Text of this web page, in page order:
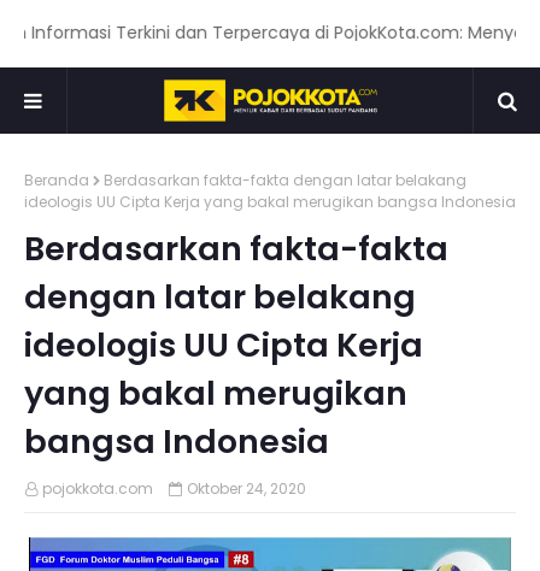
Terkini dan Terpercaya di PojokKota.com: Menyajikan
Beranda
Berdasarkan fakta-fakta dengan latar belakang
ideologis UU Cipta Kerja yang bakal merugikan bangsa Indonesia
Berdasarkan fakta-fakta
dengan latar belakang
ideologis UU Cipta Kerja
yang bakal merugikan
bangsa Indonesia
pojokkota.com Oktober 24, 2020